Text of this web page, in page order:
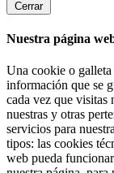
Cerrar
Nuestra página
Una cookie o
información que se
cada vez que visitas
nuestras y otras
servicios para
tipos: las cookies
web pueda